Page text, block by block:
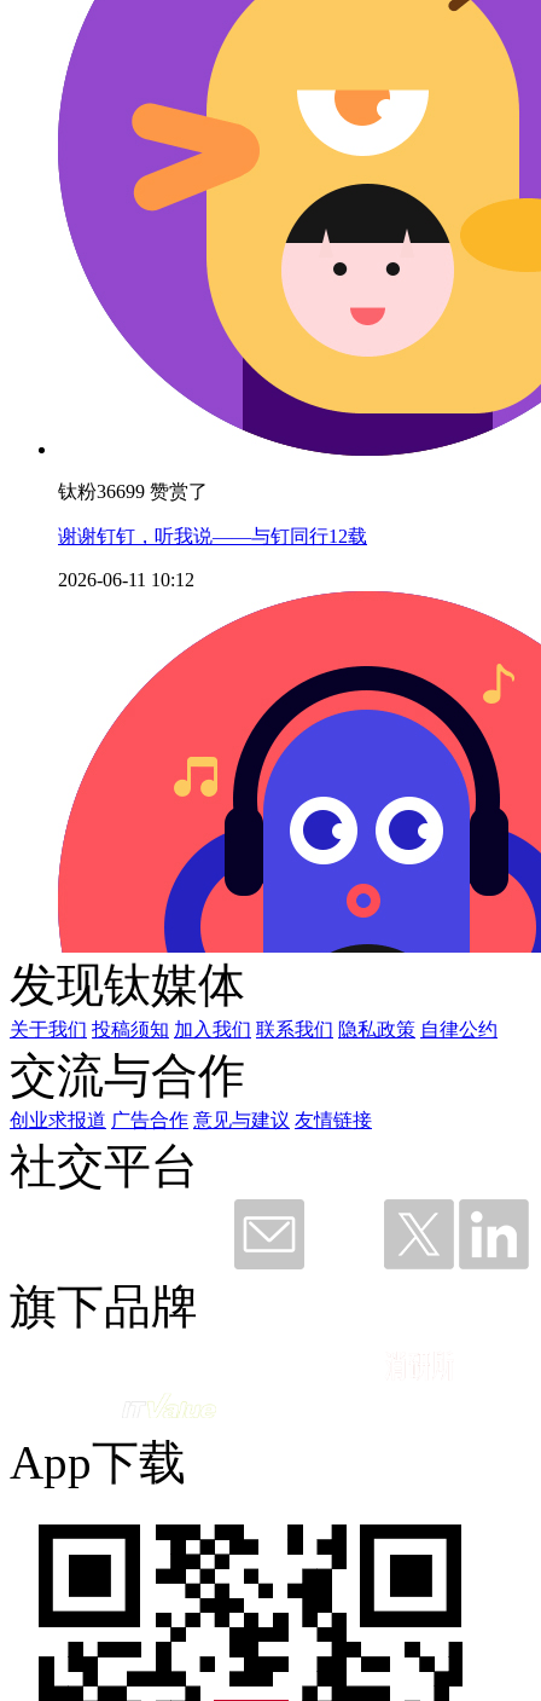
钛粉36699 赞赏了
谢谢钉钉，听我说——与钉同行12载
2026-06-11 10:12
谢谢钉钉，听我说——与钉同行12载
2026-06-11 09:49
发现钛媒体
关于我们 投稿须知 加入我们 联系我们 隐私政策 自律公约
交流与合作
创业求报道 广告合作 意见与建议 友情链接
社交平台
旗下品牌
App下载